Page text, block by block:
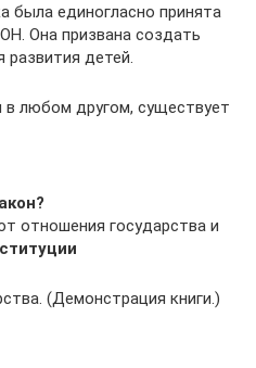
была единогласно принята
Она призвана создать
развития детей.
в любом другом, существует
отношения государства и
(Демонстрация книги.)